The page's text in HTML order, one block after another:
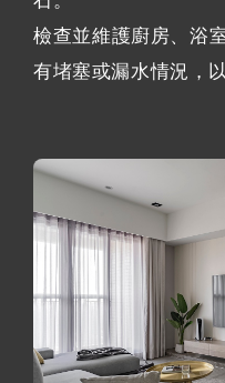
檢查並維護廚房、浴
有堵塞或漏水情況，